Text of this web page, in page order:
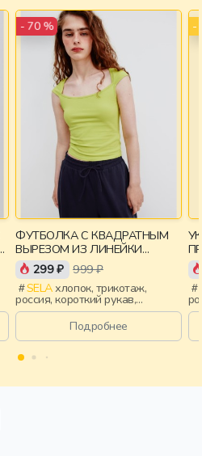
- 70 %
ФУТБОЛКА С КВАДРАТНЫМ
ВЫРЕЗОМ ИЗ ЛИНЕЙКИ
YOUNG
299 ₽ 999 ₽
SELAхлопок, трикотаж,
россия, короткий рукав,
короткие, прилегающие,
крылышки, вырез, девочки,
старшеклассники, дети
Подробнее
-